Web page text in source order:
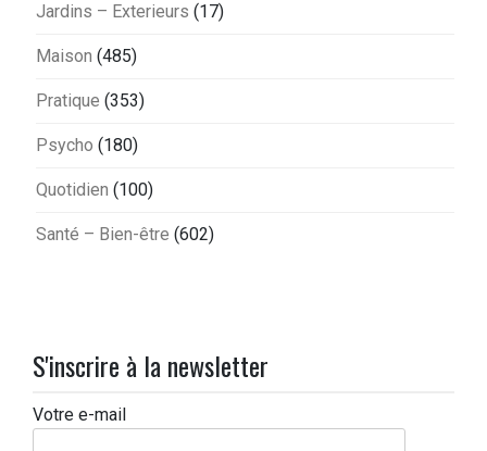
Jardins – Exterieurs (17)
Maison (485)
Pratique (353)
Psycho (180)
Quotidien (100)
Santé – Bien-être (602)
S'inscrire à la newsletter
Votre e-mail